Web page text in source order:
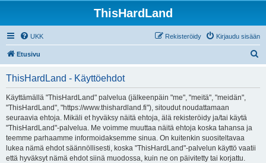
ThisHardLand
UKK Kirjaudu sisään
Rekisteröidy
Etusivu
ThisHardLand - Käyttöehdot
Käyttämällä "ThisHardLand" palvelua (jälkeenpäin "me", "meitä", "meidän",
"ThisHardLand", "https://www.thishardland.fi"), sitoudut noudattamaan
seuraavia ehtoja. Mikäli et hyväksy näitä ehtoja, älä rekisteröidy ja/tai käytä
"ThisHardLand"-palvelua. Me voimme muuttaa näitä ehtoja koska tahansa ja
teemme parhaamme informoidaksemme sinua. On kuitenkin suositeltavaa
lukea nämä ehdot säännöllisesti, koska "ThisHardLand"-palvelun käyttö vaatii
että hyväksyt nämä ehdot siinä muodossa, kuin ne on päivitetty tai korjattu.